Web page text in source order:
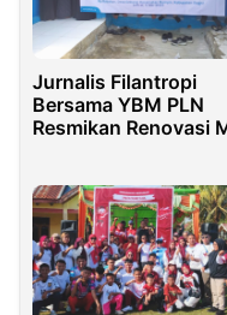
Jurnalis Filantropi
Bersama YBM PLN
Resmikan Renovasi